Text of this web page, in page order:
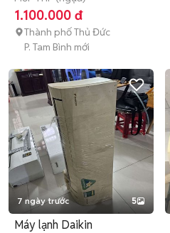
1.100.000 đ
Thành phố Thủ Đức
P. Tam Bình mới
7 ngày trước 5
Máy lạnh Daikin